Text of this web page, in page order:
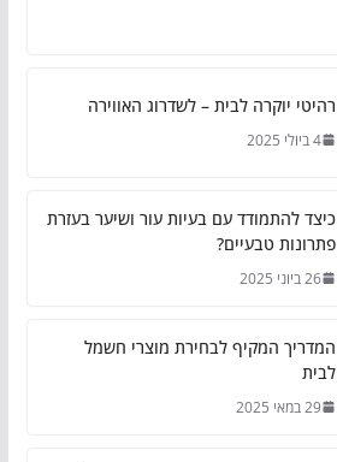
רהיטי יוקרה לבית – לשדרוג האווירה
4 ביולי 2025
כיצד להתמודד עם בעיות עור ושיער בעזרת
פתרונות טבעיים?
26 ביוני 2025
המדריך המקיף לבחירת מוצרי חשמל
לבית
29 במאי 2025